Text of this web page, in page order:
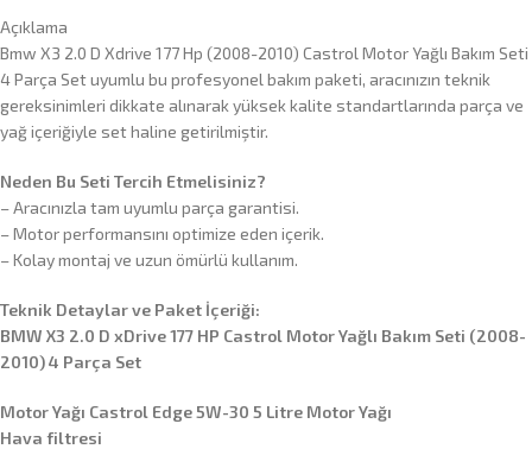
Açıklama
Bmw X3 2.0 D Xdrive 177 Hp (2008-2010) Castrol Motor Yağlı Bakım Seti
4 Parça Set uyumlu bu profesyonel bakım paketi, aracınızın teknik
gereksinimleri dikkate alınarak yüksek kalite standartlarında parça ve
yağ içeriğiyle set haline getirilmiştir.
Neden Bu Seti Tercih Etmelisiniz?
– Aracınızla tam uyumlu parça garantisi.
– Motor performansını optimize eden içerik.
– Kolay montaj ve uzun ömürlü kullanım.
Teknik Detaylar ve Paket İçeriği:
BMW X3 2.0 D xDrive 177 HP Castrol Motor Yağlı Bakım Seti (2008-
2010) 4 Parça Set
Motor Yağı Castrol Edge 5W-30 5 Litre Motor Yağı
Hava filtresi